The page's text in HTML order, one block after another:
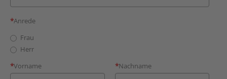
Anrede
Frau
Herr
Vorname
Nachname